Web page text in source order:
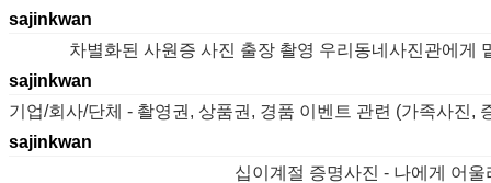
sajinkwan
차별화된 사원증 사진 출장 촬영 우리동네사진관에게
sajinkwan
기업/회사/단체 - 촬영권, 상품권, 경품 이벤트 관련 (가족사진,
sajinkwan
십이계절 증명사진 - 나에게 어